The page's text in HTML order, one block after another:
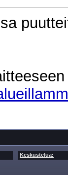
Keskustelua: